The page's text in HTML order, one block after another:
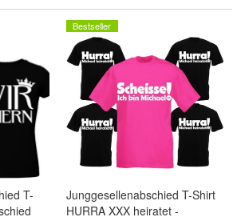
T-
Bestseller
Junggesellenabschied T-Shirt
HURRA XXX heiratet -